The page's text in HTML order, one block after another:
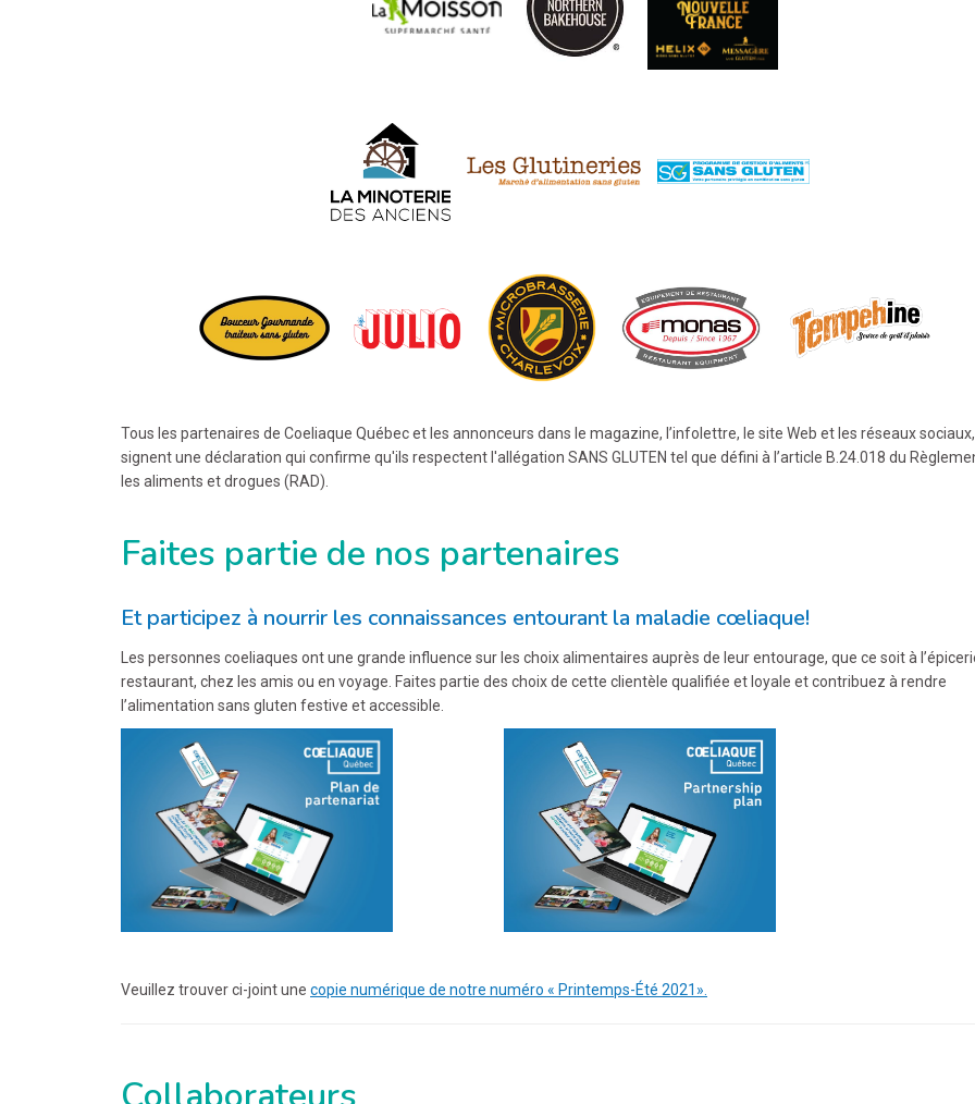
Tous les partenaires de Coeliaque Québec et les annonceurs dans le magazine, l’infolettre, le site Web et les réseaux sociaux,
signent une déclaration qui confirme qu'ils respectent l'allégation SANS GLUTEN tel que défini à l’article B.24.018 du
les aliments et drogues (RAD).
Faites partie de nos partenaires
Et participez à nourrir les connaissances entourant la maladie cœliaque!
Les personnes coeliaques ont une grande influence sur les choix alimentaires auprès de leur entourage, que ce soit à
restaurant, chez les amis ou en voyage. Faites partie des choix de cette clientèle qualifiée et loyale et contribuez à rendre
l’alimentation sans gluten festive et accessible.
Veuillez trouver ci-joint une copie numérique de notre numéro « Printemps-Été 2021».